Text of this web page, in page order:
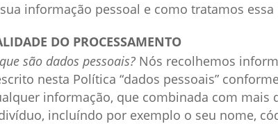
informação pessoal e como tratamos
DO PROCESSAMENTO
são dados pessoais? Nós recolhemos
nesta Política “dados pessoais”
informação, que combinada com mais
incluíndo por exemplo o seu nome,